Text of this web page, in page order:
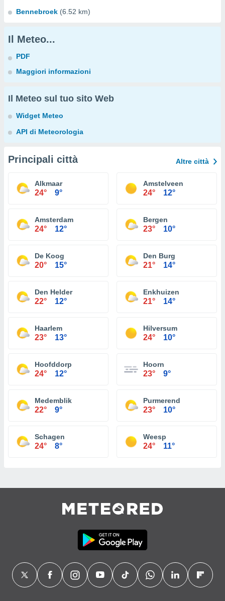
Bennebroek (6.52 km)
Il Meteo...
PDF
Maggiori informazioni
Il Meteo sul tuo sito Web
Widget Meteo
API di Meteorologia
Principali città Altre città
Alkmaar
24° 9°
Amstelveen
24° 12°
Amsterdam
24° 12°
Bergen
23° 10°
De Koog
20° 15°
Den Burg
21° 14°
Den Helder
22° 12°
Enkhuizen
21° 14°
Haarlem
23° 13°
Hilversum
24° 10°
Hoofddorp
24° 12°
Hoorn
23° 9°
Medemblik
22° 9°
Purmerend
23° 10°
Schagen
24° 8°
Weesp
24° 11°